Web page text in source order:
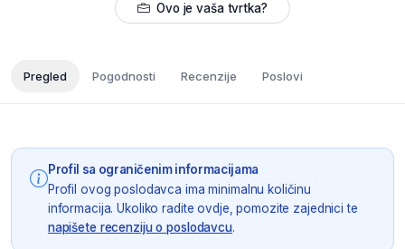
Ovo je vaša tvrtka?
Pregled Pogodnosti Recenzije Poslovi
Profil sa ograničenim informacijama
Profil ovog poslodavca ima minimalnu količinu
informacija. Ukoliko radite ovdje, pomozite zajednici te
napišete recenziju o poslodavcu.